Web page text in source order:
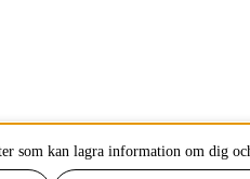
som kan lagra information om dig